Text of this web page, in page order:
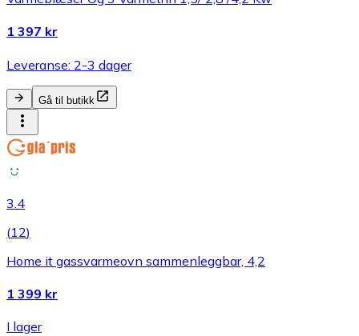
1 397 kr
Leveranse: 2-3 dager
Gå til butikk
3.4
(12)
Home it gassvarmeovn sammenleggbar, 4,2
1 399 kr
I lager